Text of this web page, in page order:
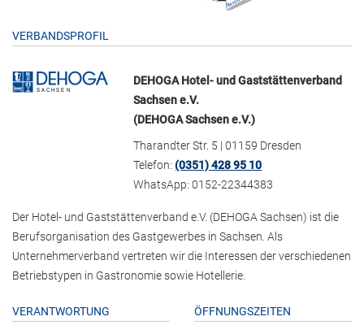
VERBANDSPROFIL
DEHOGA Hotel- und Gaststättenverband
Sachsen e.V.
(DEHOGA Sachsen e.V.)
Tharandter Str. 5 | 01159 Dresden
Telefon:(0351) 428 95 10
WhatsApp: 0152-22344383
Der Hotel- und Gaststättenverband e.V. (DEHOGA Sachsen) ist die
Berufsorganisation des Gastgewerbes in Sachsen. Als
Unternehmerverband vertreten wir die Interessen der verschiedenen
Betriebstypen in Gastronomie sowie Hotellerie.
VERANTWORTUNG ÖFFNUNGSZEITEN